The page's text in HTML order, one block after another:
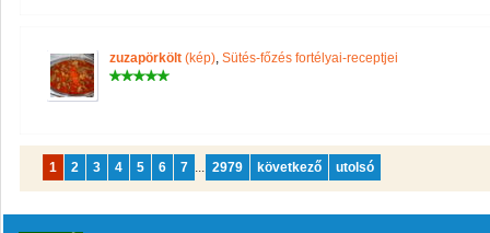
zuzapörkölt (kép), Sütés-főzés fortélyai-receptjei
1 2 3 4 5 6 7 ... 2979 következő utolsó